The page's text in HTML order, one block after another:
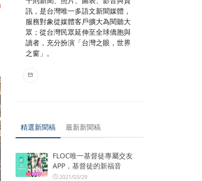
訊，是台灣唯一多語文新聞媒體，
服務對象從媒體客戶擴大為閱聽大
眾；從台灣民眾延伸至全球僑胞與
讀者，充分扮演「台灣之眼，世界
之窗」。
精選新聞稿 最新新聞稿
FLOC唯一基督徒專屬交友
APP，基督徒的新福音
2021/03/29